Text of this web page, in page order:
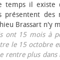
temps il existe
présentent des
Brassart n'y
ont 15 mois à
le 15 octobre
plus dans